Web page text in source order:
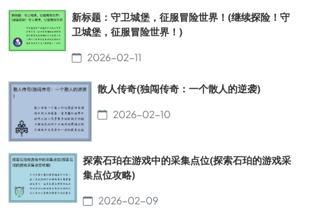
新标题：守卫城堡，征服冒险世界！(继续探险！守
卫城堡，征服冒险世界！)
2026-02-11
散人传奇(独闯传奇：一个散人的逆袭)
2026-02-10
探索石珀在游戏中的采集点位(探索石珀的游戏采
集点位攻略)
2026-02-09